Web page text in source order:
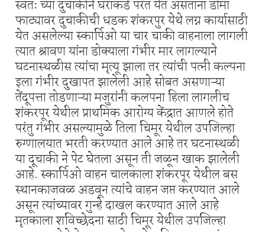
स्वतः च्या दुचाकीने घराकडे परत येत असताना डोमा
फाट्यावर दुचाकीची धडक शंकरपुर येथे लग्न कार्यासाठी
येत असलेल्या स्कार्पिओ या चार चाकी वाहनाला लागली
त्यात श्रावण यांना डोक्याला गंभीर मार लागल्याने
घटनास्थळीस त्यांचा मृत्यू झाला तर त्यांची पत्नी कल्पना
इला गंभीर दुखापत झालेली आहे सोबत असणाऱ्या
तेंदूपत्ता तोडणाऱ्या मजुरांनी कलपना हिला लागलीच
शंकरपूर येथील प्राथमिक आरोग्य केंद्रात आणले होते
परंतु गंभीर असल्यामुळे तिला चिमूर येथील उपजिल्हा
रुग्णालयात भरती करण्यात आले आहे तर घटनास्थळी
या दूचाकी ने पेट घेतला असून ती जळून खाक झालेली
आहे. स्कार्पिओ वाहन चालकाला शंकरपूर येथील बस
स्थानकाजवळ अडवून त्यांचे वाहन जप्त करण्यात आले
असून त्यांच्यावर गुन्हे दाखल करण्यात आले आहे
मृतकाला शविच्छेदना साठी चिमूर येथील उपजिल्हा